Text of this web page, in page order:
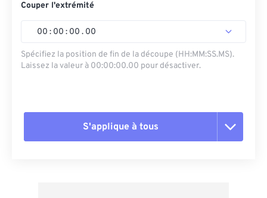
Couper l'extrémité
00 : 00 : 00 . 00
Spécifiez la position de fin de la découpe (HH:MM:SS.MS).
Laissez la valeur à 00:00:00.00 pour désactiver.
S'applique à tous